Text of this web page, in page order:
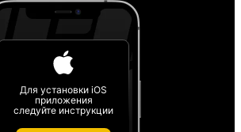
Для установки iOS
приложения
следуйте инструкции